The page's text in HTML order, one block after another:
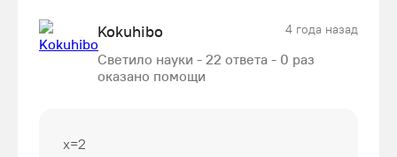
Kokuhibo 4 года назад
Светило науки - 22 ответа - 0 раз
оказано помощи
х=2